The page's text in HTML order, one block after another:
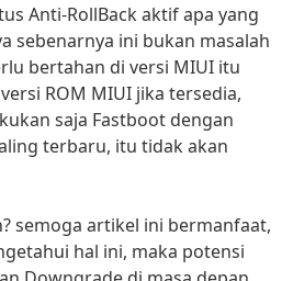
Anti-RollBack aktif apa yang
sebenarnya ini bukan masalah
bertahan di versi MIUI itu
ROM MIUI jika tersedia,
saja Fastboot dengan
terbaru, itu tidak akan
semoga artikel ini bermanfaat,
hal ini, maka potensi